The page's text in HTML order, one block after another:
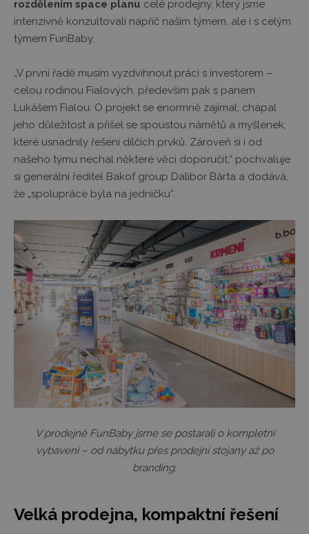
rozdělením space planu celé prodejny, který jsme
intenzivně konzultovali napříč naším týmem, ale i s celým
týmem FunBaby.
„V první řadě musím vyzdvihnout práci s investorem –
celou rodinou Fialových, především pak s panem
Lukášem Fialou. O projekt se enormně zajímal, chápal
jeho důležitost a přišel se spoustou námětů a myšlenek,
které usnadnily řešení dílčích prvků. Zároveň si i od
našeho týmu nechal některé věci doporučit,“ pochvaluje
si generální ředitel Bakof group Dalibor Bárta a dodává,
že „spolupráce byla na jedničku“.
V prodejně FunBaby jsme se postarali o kompletní
vybavení – od nábytku přes prodejní stojany až po
branding.
Velká prodejna, kompaktní řešení